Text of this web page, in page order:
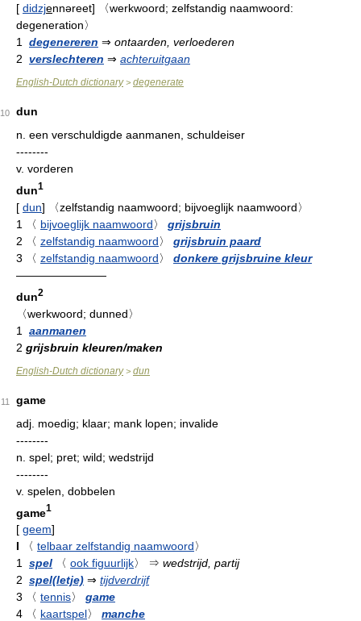
[ didzjennəreet]
〈werkwoord; zelfstandig naamwoord:
degeneration〉
1 degenereren ⇒ ontaarden, verloederen
2 verslechteren ⇒ achteruitgaan
English-Dutch dictionary> degenerate
10
dun
n. een verschuldigde aanmanen, schuldeiser
--------
v. vorderen
dun1
[ dun]
〈zelfstandig naamwoord; bijvoeglijk naamwoord〉
1
〈 bijvoeglijk naamwoord〉
grijsbruin
2
〈 zelfstandig naamwoord〉
grijsbruin paard
3
〈 zelfstandig naamwoord〉
donkere grijsbruine kleur
————————
dun2
〈werkwoord; dunned〉
1
aanmanen
2 grijsbruin kleuren/maken
English-Dutch dictionary> dun
11
game
adj. moedig; klaar; mank lopen; invalide
--------
n. spel; pret; wild; wedstrijd
--------
v. spelen, dobbelen
game1
[ geem]
I
〈 telbaar zelfstandig naamwoord〉
1
spel 〈 ook figuurlijk〉 ⇒ wedstrijd, partij
2 spel(letje) ⇒ tijdverdrijf
3
〈 tennis〉
game
4
〈 kaartspel〉
manche